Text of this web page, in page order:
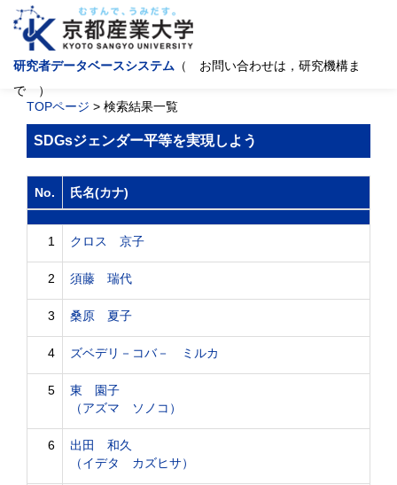
研究者データベースシステム （ お問い合わせは，研究機構ま
で ）
TOPページ > 検索結果一覧
SDGsジェンダー平等を実現しよう
No. 氏名(カナ)
1 クロス 京子
2 須藤 瑞代
3 桑原 夏子
4 ズベデリ－コバ－ ミルカ
5
東 園子
（アズマ ソノコ）
6
出田 和久
（イデタ カズヒサ）